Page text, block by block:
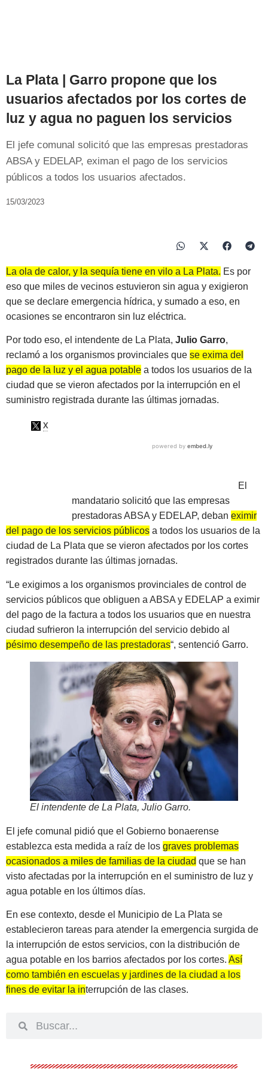
La Plata | Garro propone que los
usuarios afectados por los cortes de
luz y agua no paguen los servicios
El jefe comunal solicitó que las empresas prestadoras
ABSA y EDELAP, eximan el pago de los servicios
públicos a todos los usuarios afectados.
15/03/2023
La ola de calor, y la sequía tiene en vilo a La Plata. Es por
eso que miles de vecinos estuvieron sin agua y exigieron
que se declare emergencia hídrica, y sumado a eso, en
ocasiones se encontraron sin luz eléctrica.
Por todo eso, el intendente de La Plata, Julio Garro,
reclamó a los organismos provinciales que se exima del
pago de la luz y el agua potable a todos los usuarios de la
ciudad que se vieron afectados por la interrupción en el
suministro registrada durante las últimas jornadas.
El
mandatario solicitó que las empresas
prestadoras ABSA y EDELAP, deban eximir
del pago de los servicios públicos a todos los usuarios de la
ciudad de La Plata que se vieron afectados por los cortes
registrados durante las últimas jornadas.
“Le exigimos a los organismos provinciales de control de
servicios públicos que obliguen a ABSA y EDELAP a eximir
del pago de la factura a todos los usuarios que en nuestra
ciudad sufrieron la interrupción del servicio debido al
pésimo desempeño de las prestadoras“, sentenció Garro.
El intendente de La Plata, Julio Garro.
El jefe comunal pidió que el Gobierno bonaerense
establezca esta medida a raíz de los graves problemas
ocasionados a miles de familias de la ciudad que se han
visto afectadas por la interrupción en el suministro de luz y
agua potable en los últimos días.
En ese contexto, desde el Municipio de La Plata se
establecieron tareas para atender la emergencia surgida de
la interrupción de estos servicios, con la distribución de
agua potable en los barrios afectados por los cortes. Así
como también en escuelas y jardines de la ciudad a los
fines de evitar la interrupción de las clases.